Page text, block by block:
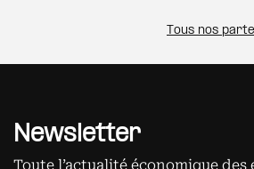
Tous nos
Newsletter
Toute l’actualité économique